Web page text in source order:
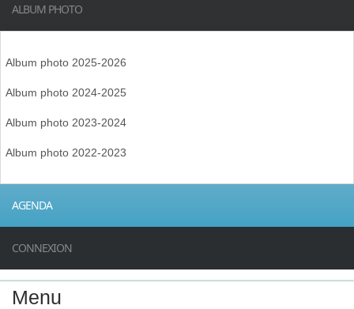
ALBUM PHOTO
Album photo 2025-2026
Album photo 2024-2025
Album photo 2023-2024
Album photo 2022-2023
AGENDA
CONNEXION
Menu